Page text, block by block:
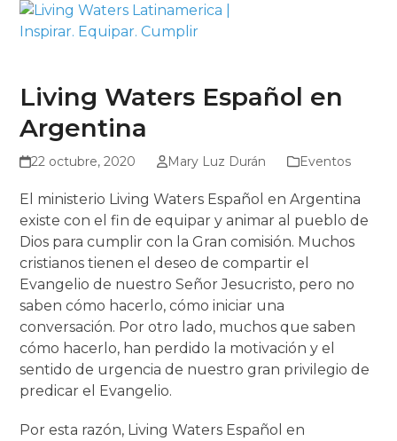
SkipOpen
mobile
Close
mobile
Living Waters Español en
Argentina
22 octubre, 2020 Mary Luz Durán Eventos
El ministerio Living Waters Español en Argentina
existe con el fin de equipar y animar al pueblo de
Dios para cumplir con la Gran comisión. Muchos
cristianos tienen el deseo de compartir el
Evangelio de nuestro Señor Jesucristo, pero no
saben cómo hacerlo, cómo iniciar una
conversación. Por otro lado, muchos que saben
cómo hacerlo, han perdido la motivación y el
sentido de urgencia de nuestro gran privilegio de
predicar el Evangelio.
Por esta razón, Living Waters Español en